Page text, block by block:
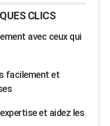
CLICS
avec ceux qui
facilement et
et aidez les